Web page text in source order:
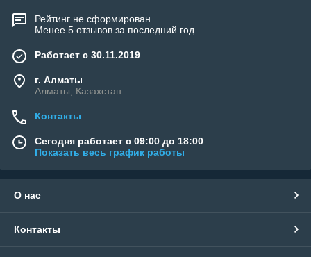
Рейтинг не сформирован
Менее 5 отзывов за последний год
Работает с 30.11.2019
г. Алматы
Алматы, Казахстан
Контакты
Сегодня работает с 09:00 до 18:00
Показать весь график работы
О нас
Контакты